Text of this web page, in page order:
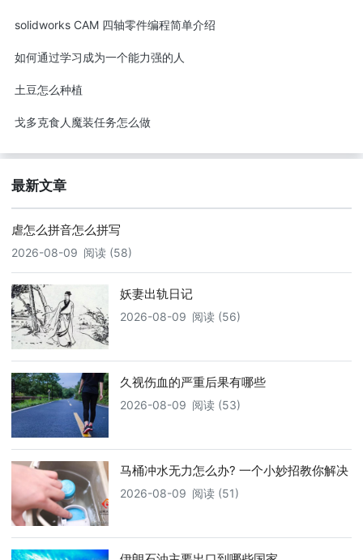
solidworks CAM 四轴零件编程简单介绍
如何通过学习成为一个能力强的人
土豆怎么种植
戈多克食人魔装任务怎么做
最新文章
虐怎么拼音怎么拼写
2026-08-09 阅读 (58)
妖妻出轨日记
2026-08-09 阅读 (56)
久视伤血的严重后果有哪些
2026-08-09 阅读 (53)
马桶冲水无力怎么办? 一个小妙招教你解决
2026-08-09 阅读 (51)